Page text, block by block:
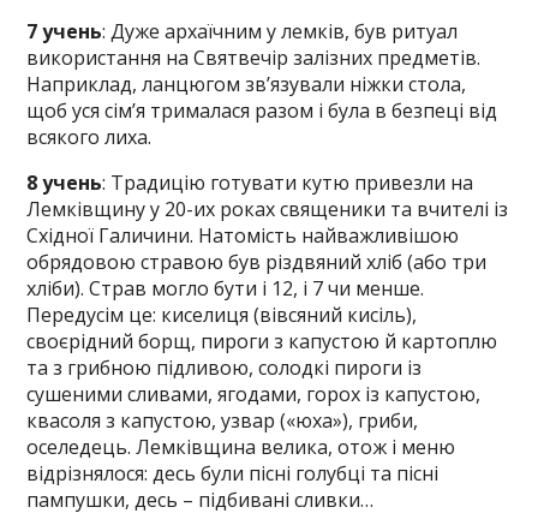
7 учень: Дуже архаїчним у лемків, був ритуал
використання на Святвечір залізних предметів.
Наприклад, ланцюгом зв’язували ніжки стола,
щоб уся сім’я трималася разом і була в безпеці від
всякого лиха.
8 учень: Традицію готувати кутю привезли на
Лемківщину у 20-их роках священики та вчителі із
Східної Галичини. Натомість найважливішою
обрядовою стравою був різдвяний хліб (або три
хліби). Страв могло бути і 12, і 7 чи менше.
Передусім це: киселиця (вівсяний кисіль),
своєрідний борщ, пироги з капустою й картоплю
та з грибною підливою, солодкі пироги із
сушеними сливами, ягодами, горох із капустою,
квасоля з капустою, узвар («юха»), гриби,
оселедець. Лемківщина велика, отож і меню
відрізнялося: десь були пісні голубці та пісні
пампушки, десь – підбивані сливки…